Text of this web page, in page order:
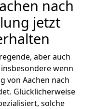
nach
jetzt
aber auch
wenn
von Aachen nach
Glücklicherweise
solche